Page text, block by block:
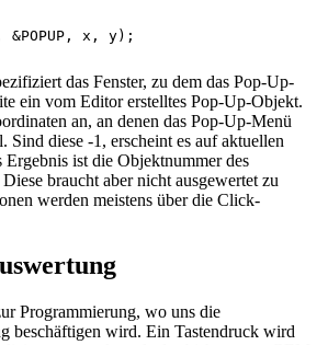
das Fenster, zu dem das Pop-Up-
ein vom Editor erstelltes Pop-Up-Objekt.
an, an denen das Pop-Up-Menü
Sind diese -1, erscheint es auf aktuellen
ist die Objektnummer des
braucht aber nicht ausgewertet zu
werden meistens über die Click-
Programmierung, wo uns die
beschäftigen wird. Ein Tastendruck wird